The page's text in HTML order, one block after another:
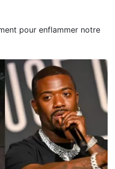
pour enflammer notre